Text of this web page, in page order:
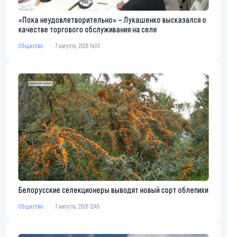
«Пока неудовлетворительно» – Лукашенко высказался о
качестве торгового обслуживания на селе
Общество 7 августа, 2026 14:35
Белорусские селекционеры выводят новый сорт облепихи
Общество 7 августа, 2026 12:45